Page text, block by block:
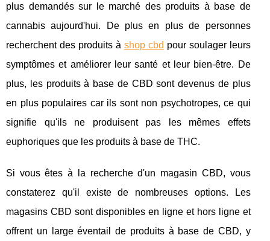
plus demandés sur le marché des produits à base de
cannabis aujourd'hui. De plus en plus de personnes
recherchent des produits à shop cbd pour soulager leurs
symptômes et améliorer leur santé et leur bien-être. De
plus, les produits à base de CBD sont devenus de plus
en plus populaires car ils sont non psychotropes, ce qui
signifie qu'ils ne produisent pas les mêmes effets
euphoriques que les produits à base de THC.
Si vous êtes à la recherche d'un magasin CBD, vous
constaterez qu'il existe de nombreuses options. Les
magasins CBD sont disponibles en ligne et hors ligne et
offrent un large éventail de produits à base de CBD, y